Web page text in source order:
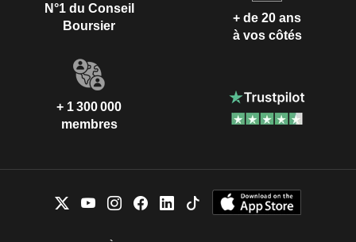
N°1 du Conseil
Boursier
+ de 20 ans
à vos côtés
+ 1 300 000
membres